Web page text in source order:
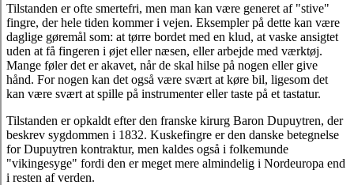
Tilstanden er ofte smertefri, men man kan være generet af "stive"
fingre, der hele tiden kommer i vejen. Eksempler på dette kan være
daglige gøremål som: at tørre bordet med en klud, at vaske ansigtet
uden at få fingeren i øjet eller næsen, eller arbejde med værktøj.
Mange føler det er akavet, når de skal hilse på nogen eller give
hånd. For nogen kan det også være svært at køre bil, ligesom det
kan være svært at spille på instrumenter eller taste på et tastatur.
Tilstanden er opkaldt efter den franske kirurg Baron Dupuytren, der
beskrev sygdommen i 1832. Kuskefingre er den danske betegnelse
for Dupuytren kontraktur, men kaldes også i folkemunde
"vikingesyge" fordi den er meget mere almindelig i Nordeuropa end
i resten af verden.